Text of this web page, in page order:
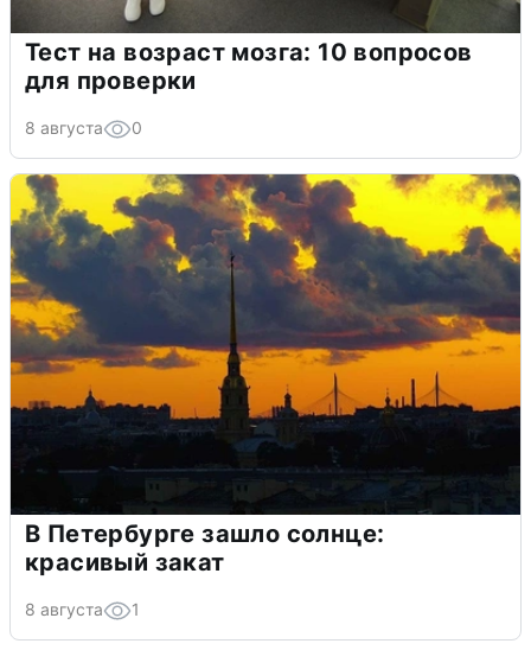
Тест на возраст мозга: 10 вопросов
для проверки
8 августа 0
В Петербурге зашло солнце:
красивый закат
8 августа 1